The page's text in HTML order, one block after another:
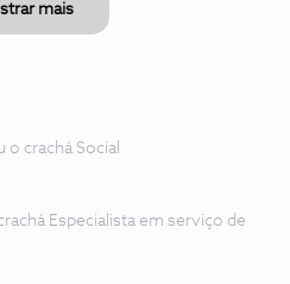
mais
o crachá Social
Especialista em serviço de